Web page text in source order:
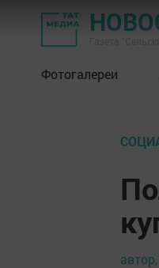
Фотогалереи
автор,